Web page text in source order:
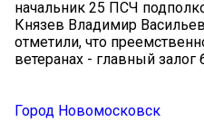
начальник 25 ПСЧ
Князев Владимир
отметили, что
ветеранах - главный залог
Город Новомосковск